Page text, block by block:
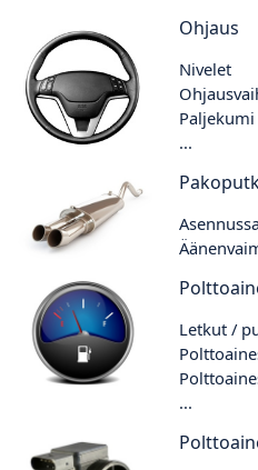
Ohjaus
Nivelet
...
Letkut /
...